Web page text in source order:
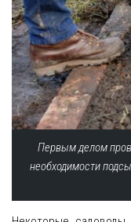
Первым делом
необходимости